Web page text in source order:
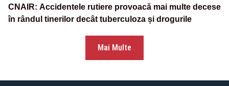
CNAIR: Accidentele rutiere provoacă mai multe decese
în rândul tinerilor decât tuberculoza și drogurile
Mai Multe